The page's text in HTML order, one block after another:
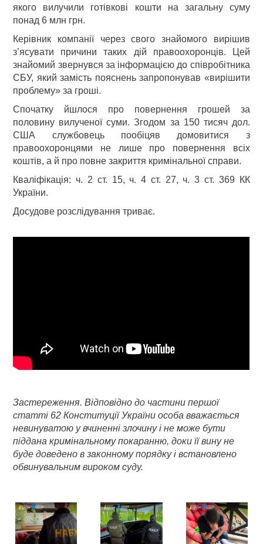
якого вилучили готівкові кошти на загальну суму
понад 6 млн грн.
Керівник компанії через свого знайомого вирішив
з’ясувати причини таких дій правоохоронців. Цей
знайомий звернувся за інформацією до співробітника
СБУ, який замість пояснень запропонував «вирішити
проблему» за гроші.
Спочатку йшлося про повернення грошей за
половину вилученої суми. Згодом за 150 тисяч дол.
США службовець пообіцяв домовитися з
правоохоронцями не лише про повернення всіх
коштів, а й про повне закриття кримінальної справи.
Кваліфікація: ч. 2 ст. 15, ч. 4 ст. 27, ч. 3 ст. 369 КК
України.
Досудове розслідування триває.
Застереження. Відповідно до частини першої
статті 62 Конституції України особа вважається
невинуватою у вчиненні злочину і не може бути
піддана кримінальному покаранню, доки її вину не
буде доведено в законному порядку і встановлено
обвинувальним вироком суду.